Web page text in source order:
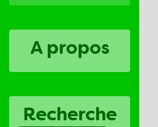
A propos
Recherche